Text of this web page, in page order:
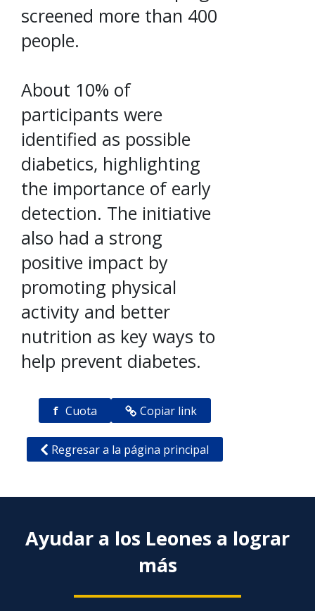
screened more than 400
people.
About 10% of
participants were
identified as possible
diabetics, highlighting
the importance of early
detection. The initiative
also had a strong
positive impact by
promoting physical
activity and better
nutrition as key ways to
help prevent diabetes.
f Cuota Copiar link
Regresar a la página principal
Ayudar a los Leones a lograr
más